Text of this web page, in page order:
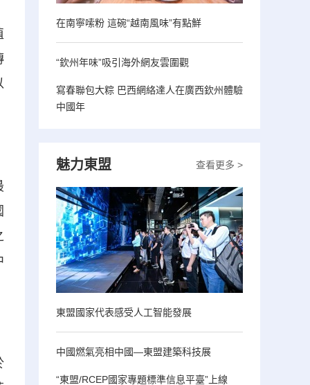
在南寧嗦粉 這碗“越南風味”有點鮮
“欽州年味”吸引海外網友雲圍觀
寫春聯包大粽 巴西網絡達人在廣西欽州體驗
中國年
查看更多 >
魅力東盟
東盟國家代表感受人工智能發展
中國燃氣亮相中國—東盟建築科技展
“東盟/RCEP國家專題標準信息平臺”上線